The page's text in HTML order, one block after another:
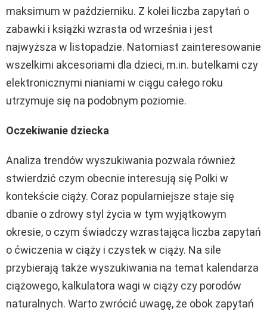
maksimum w październiku. Z kolei liczba zapytań o
zabawki i książki wzrasta od września i jest
najwyższa w listopadzie. Natomiast zainteresowanie
wszelkimi akcesoriami dla dzieci, m.in. butelkami czy
elektronicznymi nianiami w ciągu całego roku
utrzymuje się na podobnym poziomie.
Oczekiwanie dziecka
Analiza trendów wyszukiwania pozwala również
stwierdzić czym obecnie interesują się Polki w
kontekście ciąży. Coraz popularniejsze staje się
dbanie o zdrowy styl życia w tym wyjątkowym
okresie, o czym świadczy wzrastająca liczba zapytań
o ćwiczenia w ciąży i czystek w ciąży. Na sile
przybierają także wyszukiwania na temat kalendarza
ciążowego, kalkulatora wagi w ciąży czy porodów
naturalnych. Warto zwrócić uwagę, że obok zapytań